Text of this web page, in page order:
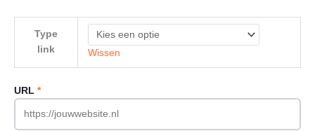
Type
link
Wissen
URL *